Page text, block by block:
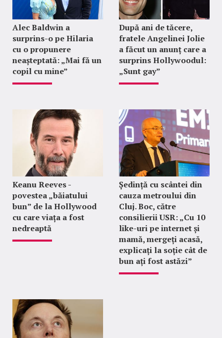
Alec Baldwin a
surprins-o pe Hilaria
cu o propunere
neașteptată: „Mai fă un
copil cu mine”
După ani de tăcere,
fratele Angelinei Jolie
a făcut un anunț care a
surprins Hollywoodul:
„Sunt gay”
Keanu Reeves -
povestea „băiatului
bun” de la Hollywood
cu care viața a fost
nedreaptă
Ședință cu scântei din
cauza metroului din
Cluj. Boc, către
consilierii USR: „Cu 10
like-uri pe internet și
mamă, mergeți acasă,
explicați la soție cât de
bun ați fost astăzi”